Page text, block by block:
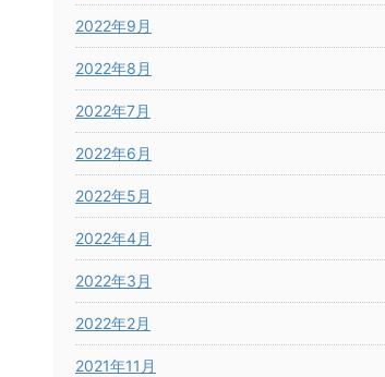
2022年9月
2022年8月
2022年7月
2022年6月
2022年5月
2022年4月
2022年3月
2022年2月
2021年11月